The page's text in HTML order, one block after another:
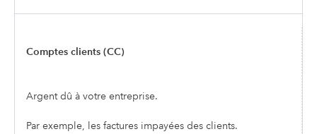
Comptes clients (CC)
Argent dû à votre entreprise.
Par exemple, les factures impayées des clients.